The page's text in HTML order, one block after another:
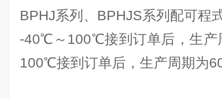
BPHJ系列、BPHJS系列配可程
-40℃～100℃接到订单后，生
100℃接到订单后，生产周期为